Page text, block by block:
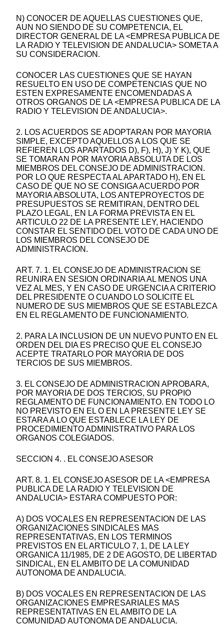
N) CONOCER DE AQUELLAS CUESTIONES QUE,
AUN NO SIENDO DE SU COMPETENCIA, EL
DIRECTOR GENERAL DE LA <EMPRESA PUBLICA DE
LA RADIO Y TELEVISION DE ANDALUCIA> SOMETA A
SU CONSIDERACION.
CONOCER LAS CUESTIONES QUE SE HAYAN
RESUELTO EN USO DE COMPETENCIAS QUE NO
ESTEN EXPRESAMENTE ENCOMENDADAS A
OTROS ORGANOS DE LA <EMPRESA PUBLICA DE LA
RADIO Y TELEVISION DE ANDALUCIA>.
2. LOS ACUERDOS SE ADOPTARAN POR MAYORIA
SIMPLE, EXCEPTO AQUELLOS A LOS QUE SE
REFIEREN LOS APARTADOS D), F), H), J) Y K), QUE
SE TOMARAN POR MAYORIA ABSOLUTA DE LOS
MIEMBROS DEL CONSEJO DE ADMINISTRACION.
POR LO QUE RESPECTA AL APARTADO H), EN EL
CASO DE QUE NO SE CONSIGA ACUERDO POR
MAYORIA ABSOLUTA, LOS ANTEPROYECTOS DE
PRESUPUESTOS SE REMITIRAN, DENTRO DEL
PLAZO LEGAL, EN LA FORMA PREVISTA EN EL
ARTICULO 22 DE LA PRESENTE LEY, HACIENDO
CONSTAR EL SENTIDO DEL VOTO DE CADA UNO DE
LOS MIEMBROS DEL CONSEJO DE
ADMINISTRACION.
ART. 7. 1. EL CONSEJO DE ADMINISTRACION SE
REUNIRA EN SESION ORDINARIA AL MENOS UNA
VEZ AL MES, Y EN CASO DE URGENCIA A CRITERIO
DEL PRESIDENTE O CUANDO LO SOLICITE EL
NUMERO DE SUS MIEMBROS QUE SE ESTABLEZCA
EN EL REGLAMENTO DE FUNCIONAMIENTO.
2. PARA LA INCLUSION DE UN NUEVO PUNTO EN EL
ORDEN DEL DIA ES PRECISO QUE EL CONSEJO
ACEPTE TRATARLO POR MAYORIA DE DOS
TERCIOS DE SUS MIEMBROS.
3. EL CONSEJO DE ADMINISTRACION APROBARA,
POR MAYORIA DE DOS TERCIOS, SU PROPIO
REGLAMENTO DE FUNCIONAMIENTO. EN TODO LO
NO PREVISTO EN EL O EN LA PRESENTE LEY SE
ESTARA A LO QUE ESTABLECE LA LEY DE
PROCEDIMIENTO ADMINISTRATIVO PARA LOS
ORGANOS COLEGIADOS.
SECCION 4. . EL CONSEJO ASESOR
ART. 8. 1. EL CONSEJO ASESOR DE LA <EMPRESA
PUBLICA DE LA RADIO Y TELEVISION DE
ANDALUCIA> ESTARA COMPUESTO POR:
A) DOS VOCALES EN REPRESENTACION DE LAS
ORGANIZACIONES SINDICALES MAS
REPRESENTATIVAS, EN LOS TERMINOS
PREVISTOS EN EL ARTICULO 7, 1, DE LA LEY
ORGANICA 11/1985, DE 2 DE AGOSTO, DE LIBERTAD
SINDICAL, EN EL AMBITO DE LA COMUNIDAD
AUTONOMA DE ANDALUCIA.
B) DOS VOCALES EN REPRESENTACION DE LAS
ORGANIZACIONES EMPRESARIALES MAS
REPRESENTATIVAS EN EL AMBITO DE LA
COMUNIDAD AUTONOMA DE ANDALUCIA.